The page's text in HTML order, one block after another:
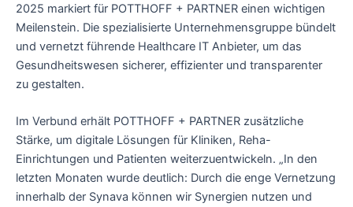
2025 markiert für POTTHOFF + PARTNER einen wichtigen
Meilenstein. Die spezialisierte Unternehmensgruppe bündelt
und vernetzt führende Healthcare IT Anbieter, um das
Gesundheitswesen sicherer, effizienter und transparenter
zu gestalten.
Im Verbund erhält POTTHOFF + PARTNER zusätzliche
Stärke, um digitale Lösungen für Kliniken, Reha-
Einrichtungen und Patienten weiterzuentwickeln. „In den
letzten Monaten wurde deutlich: Durch die enge Vernetzung
innerhalb der Synava können wir Synergien nutzen und